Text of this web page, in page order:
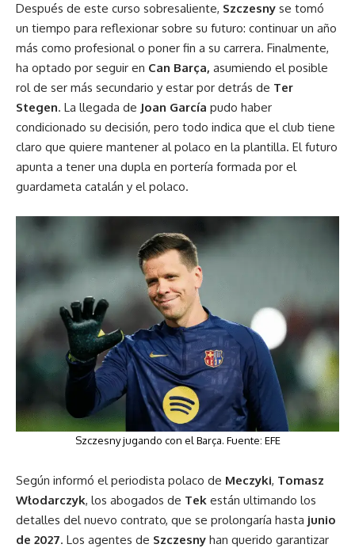
Después de este curso sobresaliente, Szczesny se tomó
un tiempo para reflexionar sobre su futuro: continuar un año
más como profesional o poner fin a su carrera. Finalmente,
ha optado por seguir en Can Barça, asumiendo el posible
rol de ser más secundario y estar por detrás de Ter
Stegen. La llegada de Joan García pudo haber
condicionado su decisión, pero todo indica que el club tiene
claro que quiere mantener al polaco en la plantilla. El futuro
apunta a tener una dupla en portería formada por el
guardameta catalán y el polaco.
Szczesny jugando con el Barça. Fuente: EFE
Según informó el periodista polaco de Meczyki, Tomasz
Włodarczyk, los abogados de Tek están ultimando los
detalles del nuevo contrato, que se prolongaría hasta junio
de 2027. Los agentes de Szczesny han querido garantizar